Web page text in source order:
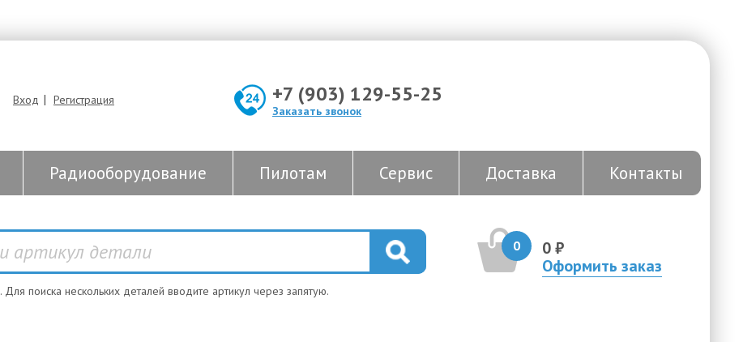
Вход | Регистрация +7 (903) 129-55-25
Заказать звонок
Радиооборудование Пилотам Сервис Доставка Контакты
0
0 ₽
Оформить заказ
. Для поиска нескольких деталей вводите артикул через запятую.